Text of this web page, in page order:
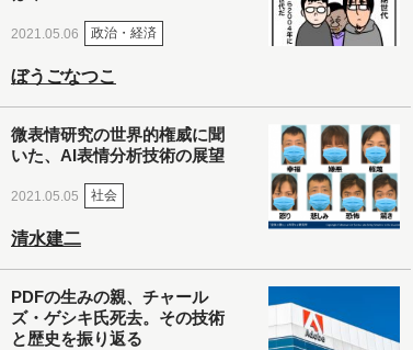
2021.05.06 政治・経済
ぼうごなつこ
微表情研究の世界的権威に聞
いた、AI表情分析技術の展望
2021.05.05 社会
清水建二
PDFの生みの親、チャール
ズ・ゲシキ氏死去。その技術
と歴史を振り返る